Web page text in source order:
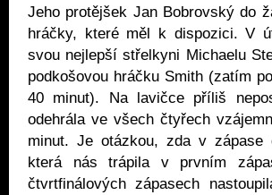
Jeho protějšek Jan Bobrovský do
hráčky, které měl k dispozici. V
svou nejlepší střelkyni Michaelu
podkošovou hráčku Smith (zatím
40 minut). Na lavičce příliš
odehrála ve všech čtyřech
minut. Je otázkou, zda v zápase
která nás trápila v prvním
čtvrtfinálových zápasech